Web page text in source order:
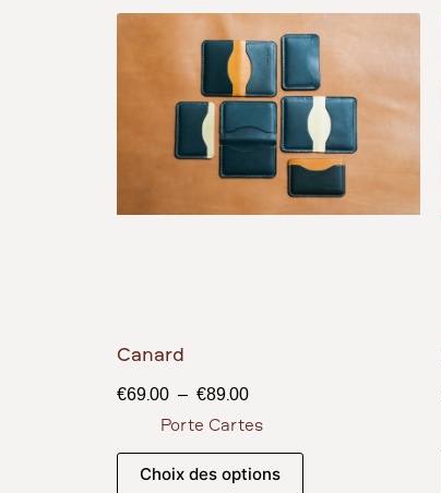
Canard
€69.00 – €89.00
Porte Cartes
Choix des options